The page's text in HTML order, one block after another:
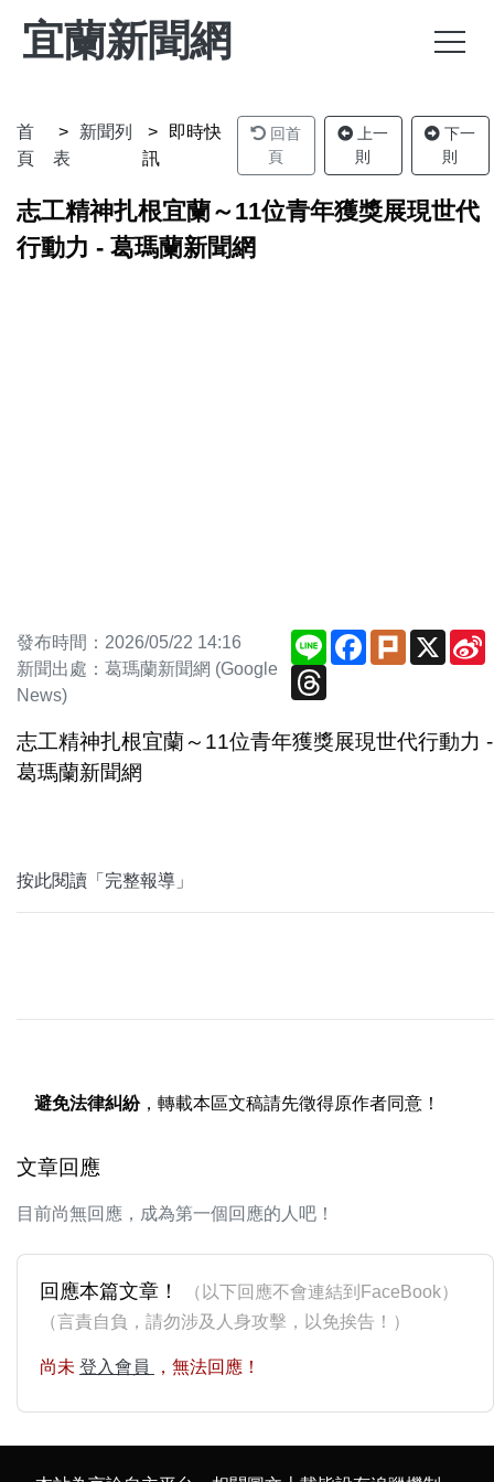
宜蘭新聞網
首
頁
新聞列
表
即時快
訊
回首
頁
上一
則
下一
則
志工精神扎根宜蘭～11位青年獲獎展現世代
行動力 - 葛瑪蘭新聞網
發布時間：2026/05/22 14:16
新聞出處：葛瑪蘭新聞網 (Google
News)
Line Facebook
Plurk X
志工精神扎根宜蘭～11位青年獲獎展現世代行動力 -
葛瑪蘭新聞網
按此閱讀「完整報導」
避免法律糾紛，轉載本區文稿請先徵得原作者同意！
文章回應
目前尚無回應，成為第一個回應的人吧！
回應本篇文章！
（以下回應不會連結到FaceBook）
（言責自負，請勿涉及人身攻擊，以免挨告！）
尚未 登入會員 ，無法回應！